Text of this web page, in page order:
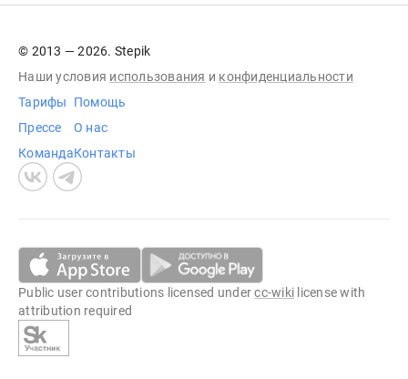
© 2013 — 2026. Stepik
Наши условия использования и конфиденциальности
Тарифы
Прессе
Команда
Помощь
О нас
Контакты
Public user contributions licensed undercc-wiki license with
attribution required